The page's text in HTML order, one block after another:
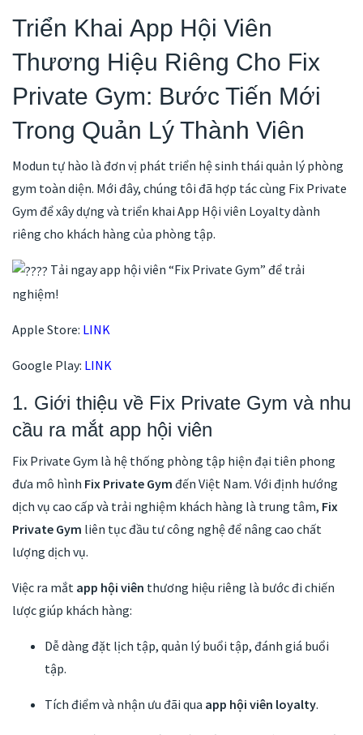
Triển Khai App Hội Viên
Thương Hiệu Riêng Cho Fix
Private Gym: Bước Tiến Mới
Trong Quản Lý Thành Viên
Modun tự hào là đơn vị phát triển hệ sinh thái quản lý phòng
gym toàn diện. Mới đây, chúng tôi đã hợp tác cùng Fix Private
Gym để xây dựng và triển khai App Hội viên Loyalty dành
riêng cho khách hàng của phòng tập.
Tải ngay app hội viên “Fix Private Gym” để trải
nghiệm!
Apple Store: LINK
Google Play: LINK
1. Giới thiệu về Fix Private Gym và nhu
cầu ra mắt app hội viên
Fix Private Gym là hệ thống phòng tập hiện đại tiên phong
đưa mô hình Fix Private Gym đến Việt Nam. Với định hướng
dịch vụ cao cấp và trải nghiệm khách hàng là trung tâm, Fix
Private Gym liên tục đầu tư công nghệ để nâng cao chất
lượng dịch vụ.
Việc ra mắt app hội viên thương hiệu riêng là bước đi chiến
lược giúp khách hàng:
Dễ dàng đặt lịch tập, quản lý buổi tập, đánh giá buổi
tập.
Tích điểm và nhận ưu đãi qua app hội viên loyalty.